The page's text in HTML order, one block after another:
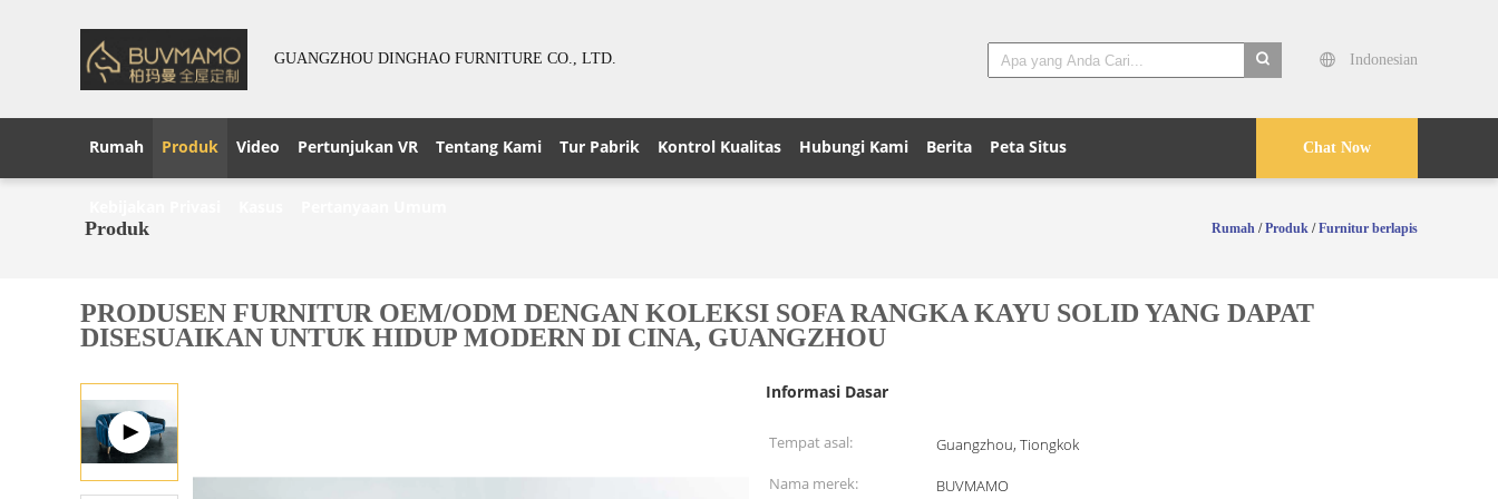
GUANGZHOU DINGHAO FURNITURE CO., LTD.
Indonesian
Chat Now
Rumah Produk Video Pertunjukan VR Tentang Kami Tur Pabrik Kontrol Kualitas Hubungi Kami Berita Peta Situs
Produk Rumah /Produk /Furnitur berlapis
PRODUSEN FURNITUR OEM/ODM DENGAN KOLEKSI SOFA RANGKA KAYU SOLID YANG DAPAT
DISESUAIKAN UNTUK HIDUP MODERN DI CINA, GUANGZHOU
Informasi Dasar
Tempat asal:
Guangzhou, Tiongkok
Nama merek:
BUVMAMO